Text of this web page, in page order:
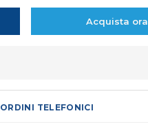
Acquista ora
ORDINI TELEFONICI